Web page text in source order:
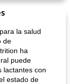
la salud
de
ha
puede
lactantes con
estado de